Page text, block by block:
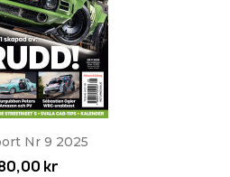
Nr 9 2025
kr